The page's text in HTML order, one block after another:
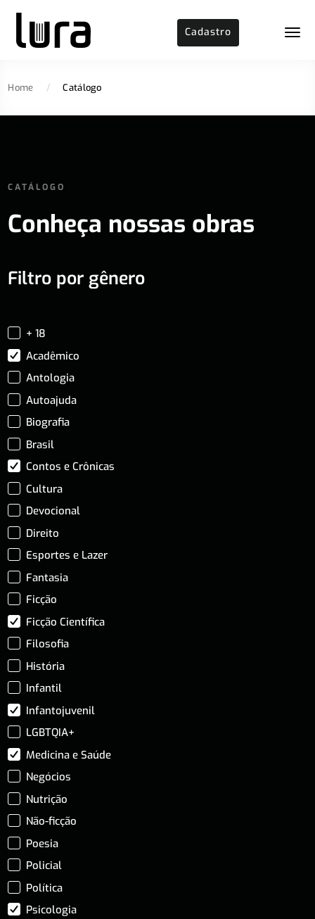
Cadastro
Home / Catálogo
CATÁLOGO
Conheça nossas obras
Filtro por gênero
+ 18
Acadêmico
Antologia
Autoajuda
Biografia
Brasil
Contos e Crônicas
Cultura
Devocional
Direito
Esportes e Lazer
Fantasia
Ficção
Ficção Científica
Filosofia
História
Infantil
Infantojuvenil
LGBTQIA+
Medicina e Saúde
Negócios
Nutrição
Não-ficção
Poesia
Policial
Política
Psicologia